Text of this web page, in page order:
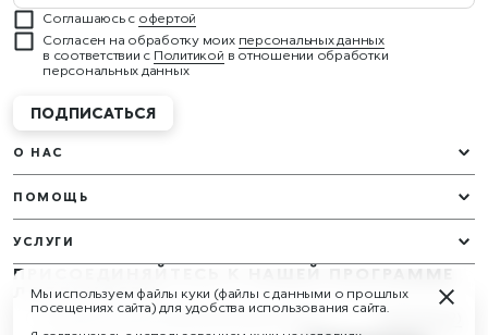
02 Мягкий Коричневый/02 Brown It Down Изменить (2)
Соглашаюсь с офертой
Согласен на обработку моих персональных данных
в соответствии с Политикой в отношении обработки
персональных данных
ПОДПИСАТЬСЯ
ПРИСОЕДИНЯЙТЕСЬ К НАШЕЙ ПРОГРАММЕ
ЛОЯЛЬНОСТИ
У вас будут эксклюзивные подарки и награды круглый год!
УСЛУГИ
О НАС
ПОМОЩЬ
Мы используем файлы куки (файлы с данными о прошлых
посещениях сайта) для удобства использования сайта.